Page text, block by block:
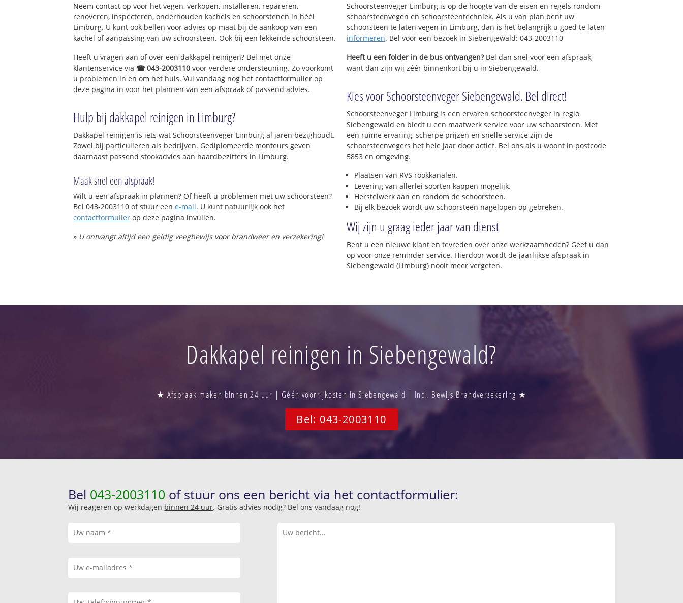
Neem contact op voor het vegen, verkopen, installeren, repareren,
renoveren, inspecteren, onderhouden kachels en schoorstenen in héél
Limburg. U kunt ook bellen voor advies op maat bij de aankoop van een
kachel of aanpassing van uw schoorsteen. Ook bij een lekkende schoorsteen.
Heeft u vragen aan of over een dakkapel reinigen? Bel met onze
klantenservice via ☎ 043-2003110 voor verdere ondersteuning. Zo voorkomt
u problemen in en om het huis. Vul vandaag nog het contactformulier op
deze pagina in voor het plannen van een afspraak of passend advies.
Hulp bij dakkapel reinigen in Limburg?
Dakkapel reinigen is iets wat Schoorsteenveger Limburg al jaren bezighoudt.
Zowel bij particulieren als bedrijven. Gediplomeerde monteurs geven
daarnaast passend stookadvies aan haardbezitters in Limburg.
Maak snel een afspraak!
Wilt u een afspraak in plannen? Of heeft u problemen met uw schoorsteen?
Bel 043-2003110 of stuur eene-mail. U kunt natuurlijk ook het
contactformulier op deze pagina invullen.
» U ontvangt altijd een geldig veegbewijs voor brandweer en verzekering!
Schoorsteenveger Limburg is op de hoogte van de eisen en regels rondom
schoorsteenvegen en schoorsteentechniek. Als u van plan bent uw
schoorsteen te laten vegen in Limburg, dan is het belangrijk u goed te laten
informeren. Bel voor een bezoek in Siebengewald: 043-2003110
Heeft u een folder in de bus ontvangen?Bel dan snel voor een afspraak,
want dan zijn wij zéér binnenkort bij u in Siebengewald.
Kies voor Schoorsteenveger Siebengewald. Bel direct!
Schoorsteenveger Limburg is een ervaren schoorsteenveger in regio
Siebengewald en biedt u een maatwerk service voor uw schoorsteen. Met
een ruime ervaring, scherpe prijzen en snelle service zijn de
schoorsteenvegers het hele jaar door actief. Bel ons als u woont in postcode
5853 en omgeving.
Plaatsen van RVS rookkanalen.
Levering van allerlei soorten kappen mogelijk.
Herstelwerk aan en rondom de schoorsteen.
Bij elk bezoek wordt uw schoorsteen nagelopen op gebreken.
Wij zijn u graag ieder jaar van dienst
Bent u een nieuwe klant en tevreden over onze werkzaamheden? Geef u dan
op voor onze reminder service. Hierdoor wordt de jaarlijkse afspraak in
Siebengewald (Limburg) nooit meer vergeten.
Dakkapel reinigen in Siebengewald?
★ Afspraak maken binnen 24 uur | Géén voorrijkosten in Siebengewald | Incl. Bewijs Brandverzekering ★
Bel: 043-2003110
Bel 043-2003110 of stuur ons een bericht via het contactformulier:
Wij reageren op werkdagen binnen 24 uur. Gratis advies nodig? Bel ons vandaag nog!